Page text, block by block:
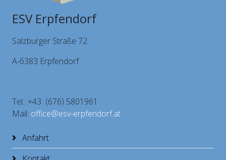
ESV Erpfendorf
Salzburger Straße 72
A-6383 Erpfendorf
Tel.: +43 (676) 5801961
Mail: office@esv-erpfendorf.at
Anfahrt